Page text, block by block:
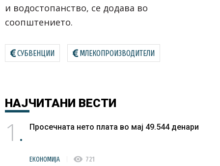
и водостопанство, се додава во
соопштението.
СУБВЕНЦИИ МЛЕКОПРОИЗВОДИТЕЛИ
НАЈЧИТАНИ ВЕСТИ
1 Просечната нето плата во мај 49.544 денари
ЕКОНОМИЈА visibility 721